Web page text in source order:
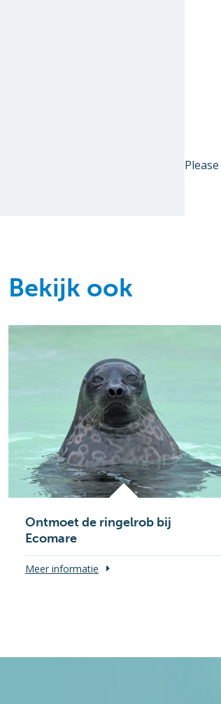
Please
Bekijk ook
Ontmoet de ringelrob bij
Ecomare
Meer informatie